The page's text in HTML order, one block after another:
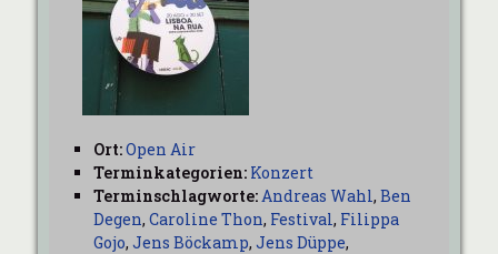
Ort:Open Air
Terminkategorien: Konzert
Terminschlagworte:Andreas Wahl, Ben
Degen, Caroline Thon, Festival, Filippa
Gojo, Jens Böckamp, Jens Düppe,